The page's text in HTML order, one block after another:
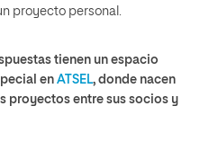
proyecto personal.
tienen un espacio
en ATSEL, donde nacen
proyectos entre sus socios y